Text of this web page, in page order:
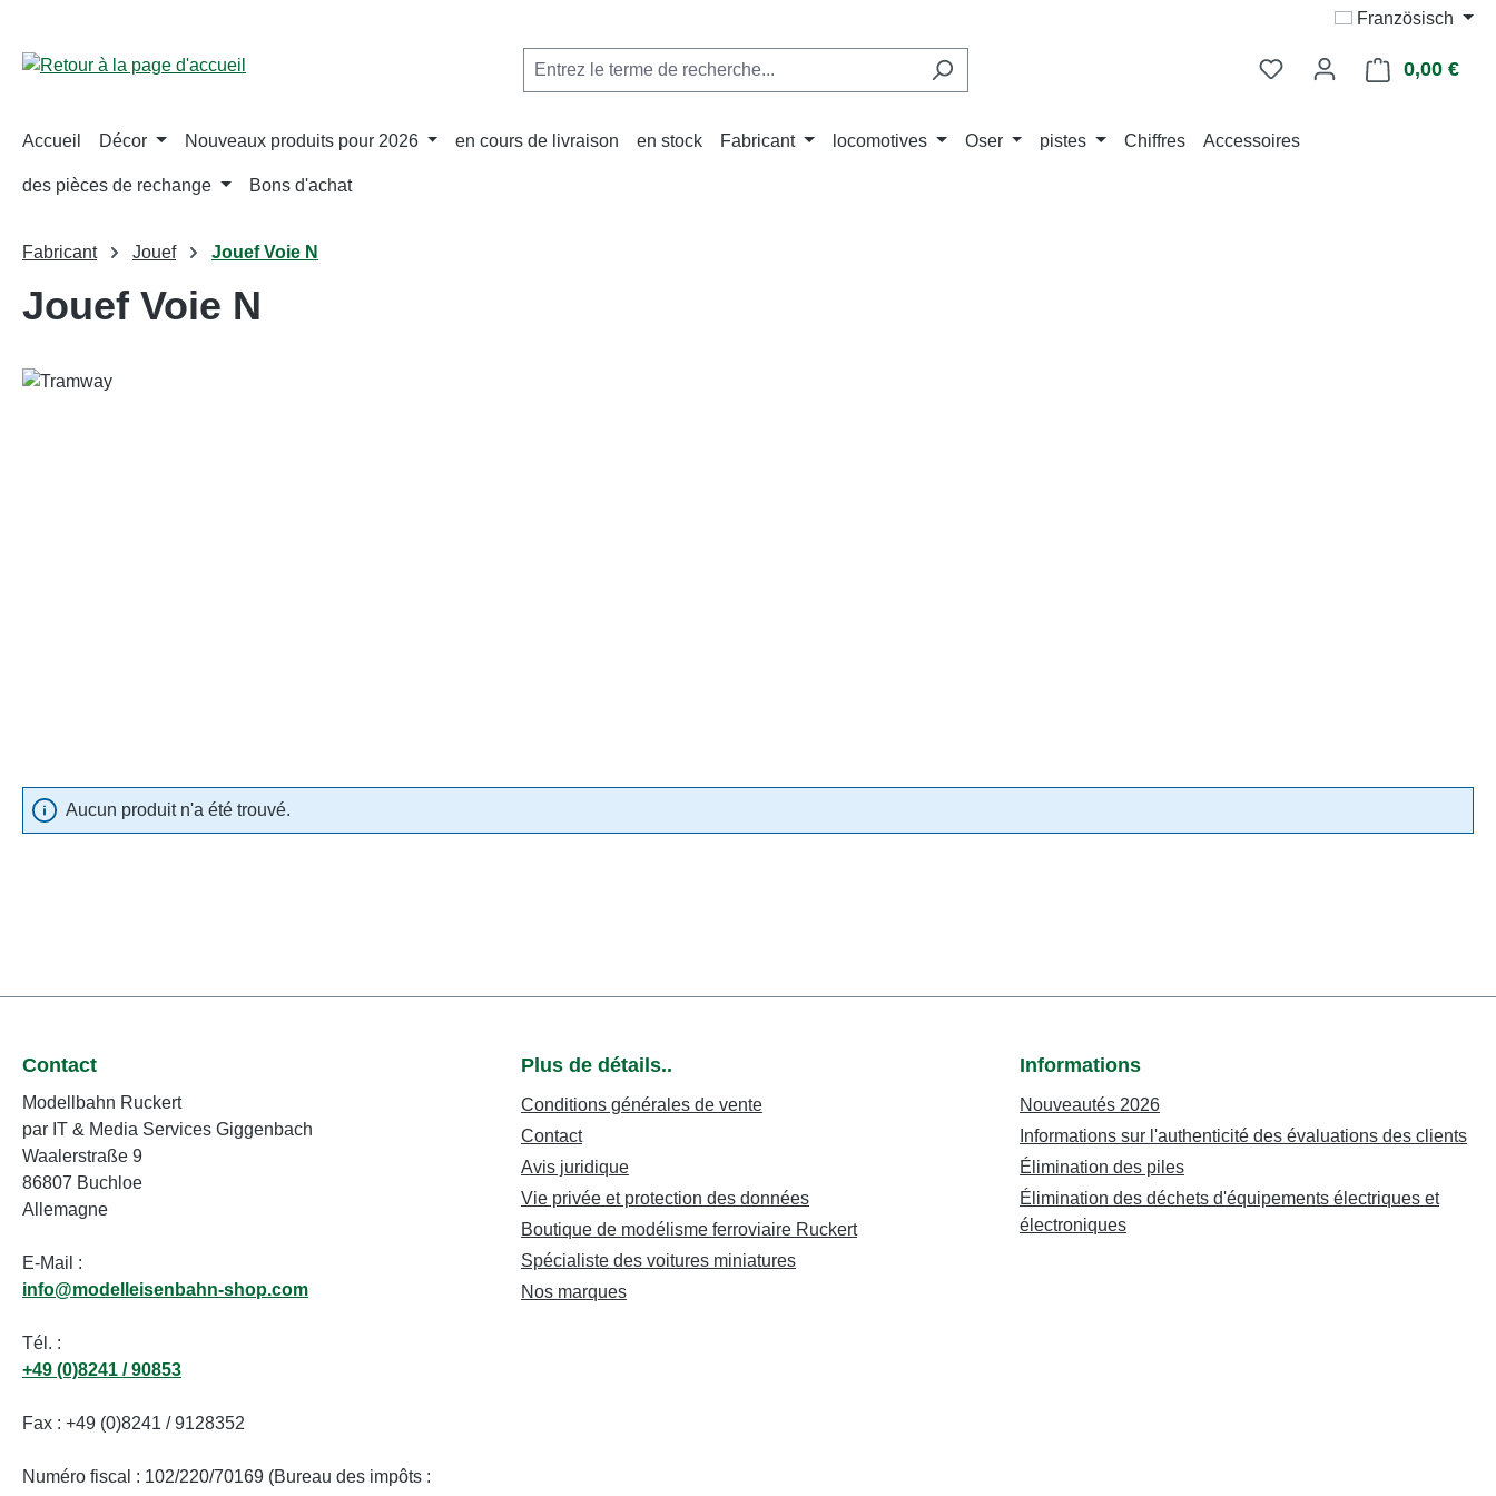
Französisch
0,00 €Le
Accueil Décor Nouveaux produits pour 2026 en cours de livraison en stock Fabricant locomotives Oser pistes Chiffres Accessoires
des pièces de rechange Bons d'achat
Fabricant Jouef Jouef Voie N
Jouef Voie N
Aucun produit n'a été trouvé.
Contact
Modellbahn Ruckert
par IT & Media Services Giggenbach
Waalerstraße 9
86807 Buchloe
Allemagne
E-Mail :
info@modelleisenbahn-shop.com
Tél. :
+49 (0)8241 / 90853
Fax : +49 (0)8241 / 9128352
Numéro fiscal : 102/220/70169 (Bureau des impôts :
Plus de détails..
Conditions générales de vente
Contact
Avis juridique
Vie privée et protection des données
Boutique de modélisme ferroviaire Ruckert
Spécialiste des voitures miniatures
Nos marques
Informations
Nouveautés 2026
Informations sur l'authenticité des évaluations des clients
Élimination des piles
Élimination des déchets d'équipements électriques et
électroniques